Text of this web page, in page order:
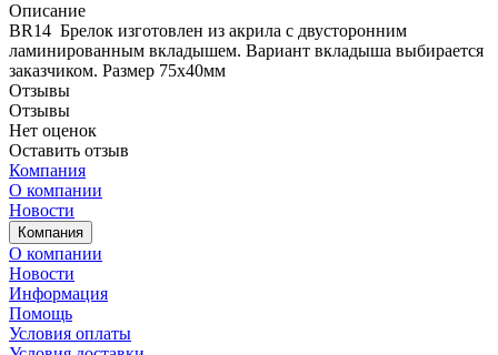
Описание
BR14 Брелок изготовлен из акрила с двусторонним
ламинированным вкладышем. Вариант вкладыша выбирается
заказчиком. Размер 75х40мм
Отзывы
Отзывы
Нет оценок
Оставить отзыв
Компания
О компании
Новости
Компания
О компании
Новости
Информация
Помощь
Условия оплаты